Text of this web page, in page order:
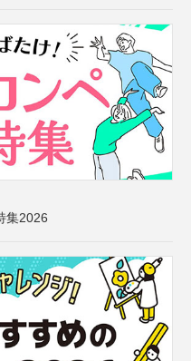
集2026